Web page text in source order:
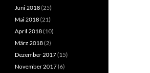
Juni 2018(25)
Mai 2018(21)
April 2018(10)
März 2018(2)
Dezember 2017(15)
November 2017(6)